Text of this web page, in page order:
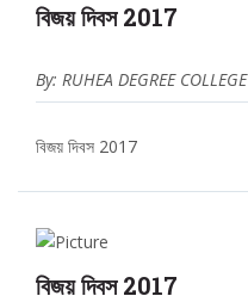
বিজয় দিবস 2017
By: RUHEA DEGREE COLLEGE
বিজয় দিবস 2017
বিজয় দিবস 2017